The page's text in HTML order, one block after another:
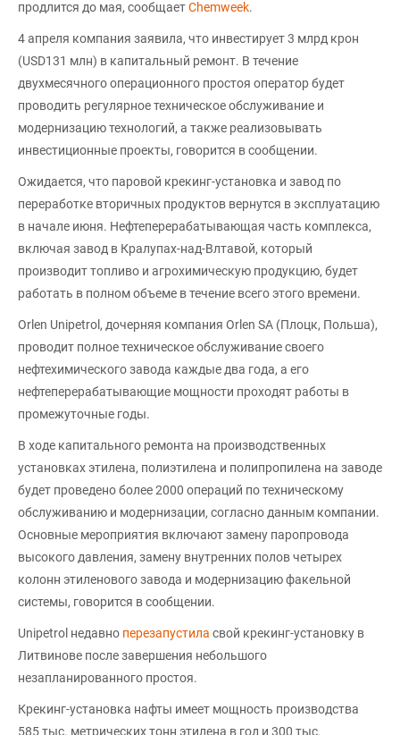
продлится до мая, сообщаетChemweek.
4 апреля компания заявила, что инвестирует 3 млрд крон
(USD131 млн) в капитальный ремонт. В течение
двухмесячного операционного простоя оператор будет
проводить регулярное техническое обслуживание и
модернизацию технологий, а также реализовывать
инвестиционные проекты, говорится в сообщении.
Ожидается, что паровой крекинг-установка и завод по
переработке вторичных продуктов вернутся в эксплуатацию
в начале июня. Нефтеперерабатывающая часть комплекса,
включая завод в Кралупах-над-Влтавой, который
производит топливо и агрохимическую продукцию, будет
работать в полном объеме в течение всего этого времени.
Orlen Unipetrol, дочерняя компания Orlen SA (Плоцк, Польша),
проводит полное техническое обслуживание своего
нефтехимического завода каждые два года, а его
нефтеперерабатывающие мощности проходят работы в
промежуточные годы.
В ходе капитального ремонта на производственных
установках этилена, полиэтилена и полипропилена на заводе
будет проведено более 2000 операций по техническому
обслуживанию и модернизации, согласно данным компании.
Основные мероприятия включают замену паропровода
высокого давления, замену внутренних полов четырех
колонн этиленового завода и модернизацию факельной
системы, говорится в сообщении.
Unipetrol недавно перезапустила свой крекинг-установку в
Литвинове после завершения небольшого
незапланированного простоя.
Крекинг-установка нафты имеет мощность производства
585 тыс. метрических тонн этилена в год и 300 тыс.